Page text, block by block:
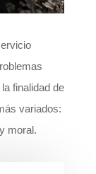
finalidad de
variados:
moral.